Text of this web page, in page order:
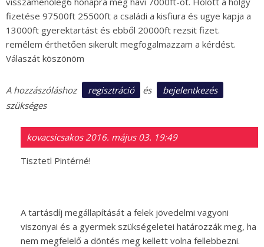
fizetése 97500ft 25500ft a családi a kisfiura és ugye kapja a
13000ft gyerektartást és ebből 20000ft rezsit fizet.
remélem érthetően sikerült megfogalmazzam a kérdést.
Válaszát köszönöm
A hozzászóláshoz regisztráció és
bejelentkezés
szükséges
kovacsicsakos 2016. május 03. 19:49
Tisztetl Pintérné!
A tartásdíj megállapítását a felek jövedelmi vagyoni
viszonyai és a gyermek szükségeletei határozzák meg, ha
nem megfelelő a döntés meg kellett volna fellebbezni.